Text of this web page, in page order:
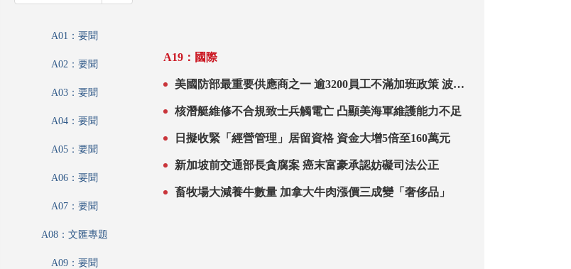
A01：要聞
A02：要聞
A03：要聞
A04：要聞
A05：要聞
A06：要聞
A07：要聞
A08：文匯專題
A09：要聞
A19：國際
美國防部最重要供應商之一 逾3200員工不滿加班政策 波音
核潛艇維修不合規致士兵觸電亡 凸顯美海軍維護能力不足
日擬收緊「經營管理」居留資格 資金大增5倍至160萬元
新加坡前交通部長貪腐案 癌末富豪承認妨礙司法公正
畜牧場大減養牛數量 加拿大牛肉漲價三成變「奢侈品」